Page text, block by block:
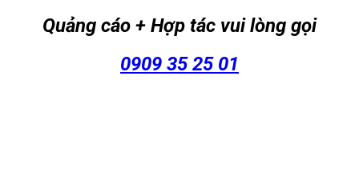
Quảng cáo + Hợp tác vui lòng gọi
0909 35 25 01